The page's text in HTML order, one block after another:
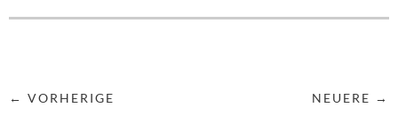
← VORHERIGE NEUERE →